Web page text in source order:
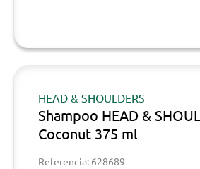
HEAD & SHOULDERS
Shampoo HEAD &
Coconut 375 ml
Referencia: 628689